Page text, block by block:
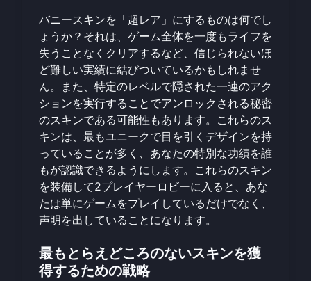
バニースキンを「超レア」にするものは何でし
ょうか？それは、ゲーム全体を一度もライフを
失うことなくクリアするなど、信じられないほ
ど難しい実績に結びついているかもしれませ
ん。また、特定のレベルで隠された一連のアク
ションを実行することでアンロックされる秘密
のスキンである可能性もあります。これらのス
キンは、最もユニークで目を引くデザインを持
っていることが多く、あなたの特別な功績を誰
もが認識できるようにします。これらのスキン
を装備して2プレイヤーロビーに入ると、あな
たは単にゲームをプレイしているだけでなく、
声明を出していることになります。
最もとらえどころのないスキンを獲
得するための戦略